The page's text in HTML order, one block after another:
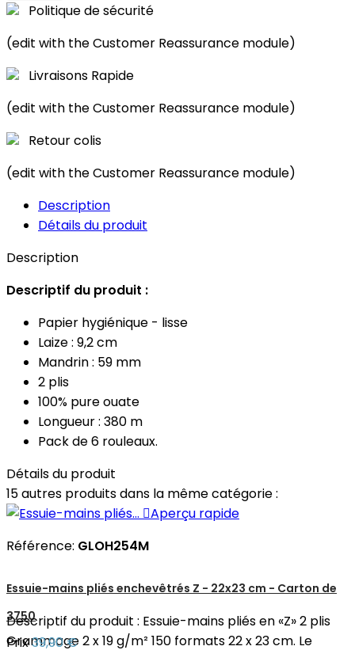
Politique de sécurité
(edit with the Customer Reassurance module)
Livraisons Rapide
(edit with the Customer Reassurance module)
Retour colis
(edit with the Customer Reassurance module)
Description
Détails du produit
Description
Descriptif du produit :
Papier hygiénique - lisse
Laize : 9,2 cm
Mandrin : 59 mm
2 plis
100% pure ouate
Longueur : 380 m
Pack de 6 rouleaux.
Détails du produit
15 autres produits dans la même catégorie :
Aperçu rapide
Référence: GLOH254M
Essuie-mains pliés enchevêtrés Z - 22x23 cm - Carton de
3750
Descriptif du produit : Essuie-mains pliés en «Z» 2 plis
Grammage 2 x 19 g/m² 150 formats 22 x 23 cm. Le
Prix39,90 €